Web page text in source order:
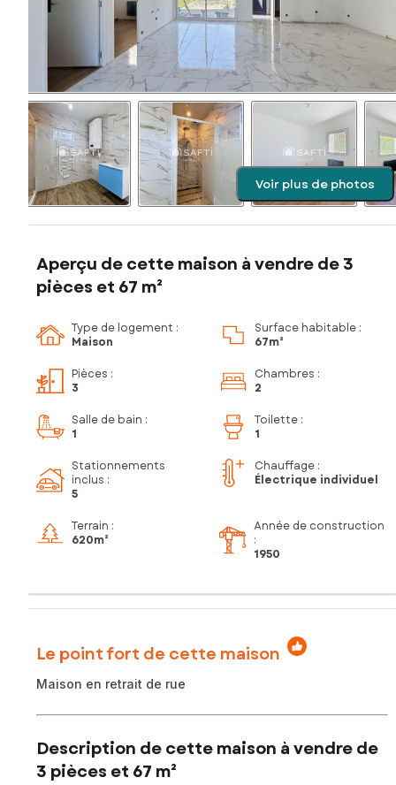
Voir plus de photos
Aperçu de cette maison à vendre de 3
pièces et 67 m²
Type de logement :
Maison
Surface habitable :
67m²
Pièces :
3
Chambres :
2
Salle de bain :
1
Toilette :
1
Stationnements
inclus :
5
Chauffage :
Électrique individuel
Terrain :
620m²
Année de construction
:
1950
Le point fort de cette maison
Maison en retrait de rue
Description de cette maison à vendre de
3 pièces et 67 m²